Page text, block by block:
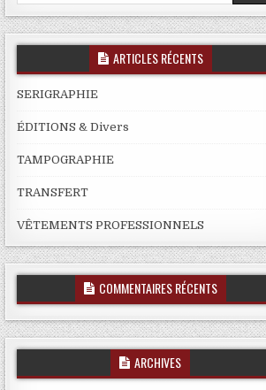
ARTICLES RÉCENTS
SERIGRAPHIE
ÉDITIONS & Divers
TAMPOGRAPHIE
TRANSFERT
VÊTEMENTS PROFESSIONNELS
COMMENTAIRES RÉCENTS
ARCHIVES